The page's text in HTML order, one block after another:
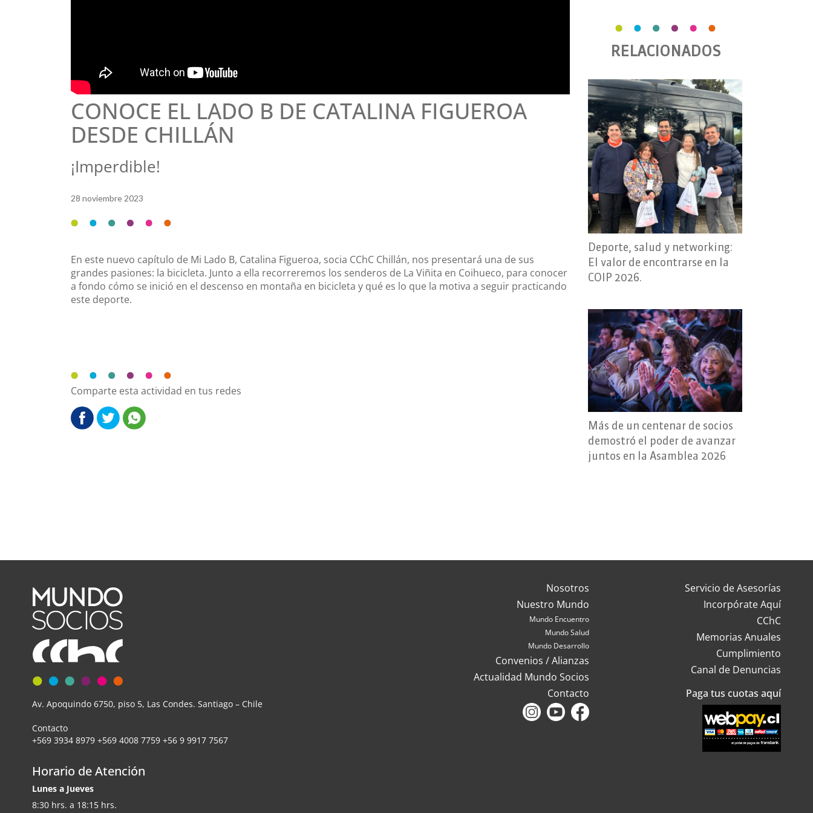
CONOCE EL LADO B DE CATALINA FIGUEROA
DESDE CHILLÁN
¡Imperdible!
28 noviembre 2023
En este nuevo capítulo de Mi Lado B, Catalina Figueroa, socia CChC Chillán, nos presentará una de sus
grandes pasiones: la bicicleta. Junto a ella recorreremos los senderos de La Viñita en Coihueco, para conocer
a fondo cómo se inició en el descenso en montaña en bicicleta y qué es lo que la motiva a seguir practicando
este deporte.
Comparte esta actividad en tus redes
RELACIONADOS
Deporte, salud y networking:
El valor de encontrarse en la
COIP 2026.
Más de un centenar de socios
demostró el poder de avanzar
juntos en la Asamblea 2026
Av. Apoquindo 6750, piso 5, Las Condes. Santiago – Chile
Contacto
+569 3934 8979 +569 4008 7759 +56 9 9917 7567
Horario de Atención
Lunes a Jueves
8:30 hrs. a 18:15 hrs.
Nosotros
Nuestro Mundo
Mundo Encuentro
Mundo Salud
Mundo Desarrollo
Convenios / Alianzas
Actualidad Mundo Socios
Contacto
Servicio de Asesorías
Incorpórate Aquí
CChC
Memorias Anuales
Cumplimiento
Canal de Denuncias
Paga tus cuotas aquí